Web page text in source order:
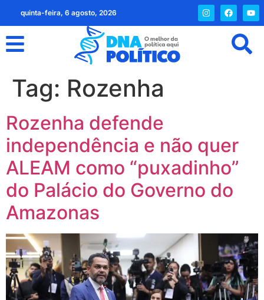
quinta-feira, 6 agosto, 2026
Tag: Rozenha
Rozenha defende
independência e não quer
ALEAM como “puxadinho”
do Palácio do Governo do
Amazonas